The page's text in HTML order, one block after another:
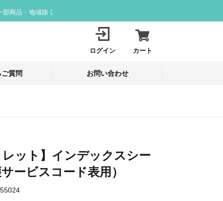
商品・地域除く
ログイン カート
ご質問 お問い合わせ
レット】インデックスシー
ービスコード表用）